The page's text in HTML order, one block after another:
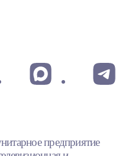
предприятие